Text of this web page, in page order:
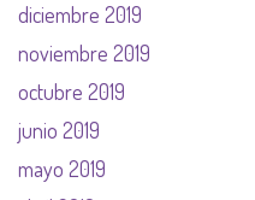
diciembre 2019
noviembre 2019
octubre 2019
junio 2019
mayo 2019